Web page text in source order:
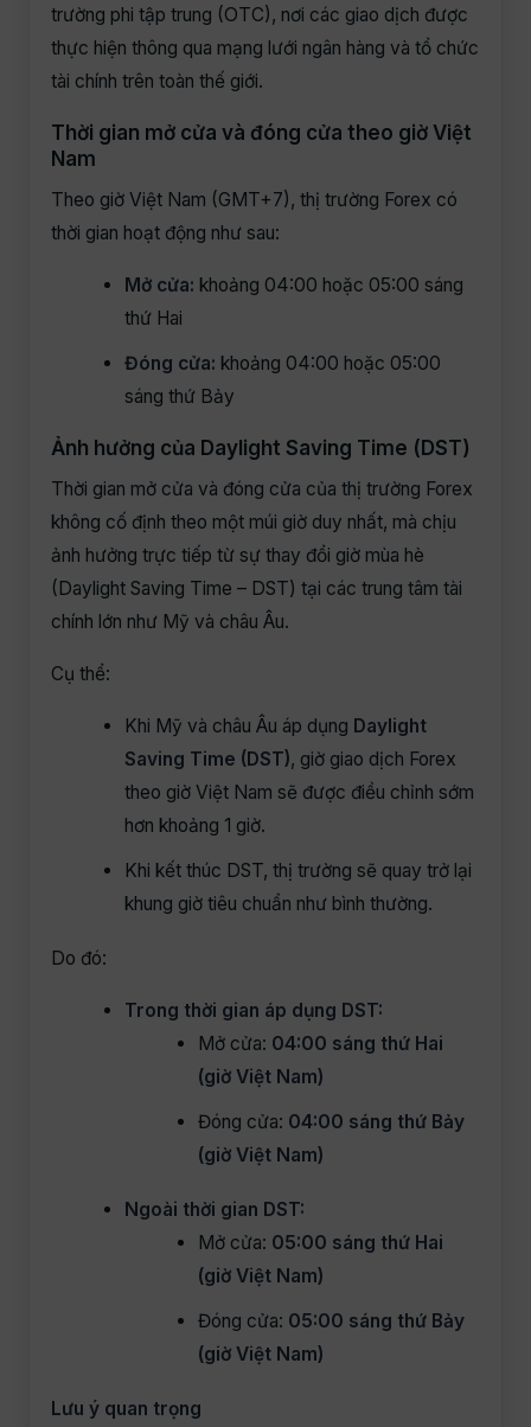
trường phi tập trung (OTC), nơi các giao dịch được
thực hiện thông qua mạng lưới ngân hàng và tổ chức
tài chính trên toàn thế giới.
Thời gian mở cửa và đóng cửa theo giờ Việt
Nam
Theo giờ Việt Nam (GMT+7), thị trường Forex có
thời gian hoạt động như sau:
Mở cửa: khoảng 04:00 hoặc 05:00 sáng
thứ Hai
Đóng cửa: khoảng 04:00 hoặc 05:00
sáng thứ Bảy
Ảnh hưởng của Daylight Saving Time (DST)
Thời gian mở cửa và đóng cửa của thị trường Forex
không cố định theo một múi giờ duy nhất, mà chịu
ảnh hưởng trực tiếp từ sự thay đổi giờ mùa hè
(Daylight Saving Time – DST) tại các trung tâm tài
chính lớn như Mỹ và châu Âu.
Cụ thể:
Khi Mỹ và châu Âu áp dụng Daylight
Saving Time (DST), giờ giao dịch Forex
theo giờ Việt Nam sẽ được điều chỉnh sớm
hơn khoảng 1 giờ.
Khi kết thúc DST, thị trường sẽ quay trở lại
khung giờ tiêu chuẩn như bình thường.
Do đó:
Trong thời gian áp dụng DST:
Mở cửa: 04:00 sáng thứ Hai
(giờ Việt Nam)
Đóng cửa: 04:00 sáng thứ Bảy
(giờ Việt Nam)
Ngoài thời gian DST:
Mở cửa: 05:00 sáng thứ Hai
(giờ Việt Nam)
Đóng cửa: 05:00 sáng thứ Bảy
(giờ Việt Nam)
Lưu ý quan trọng